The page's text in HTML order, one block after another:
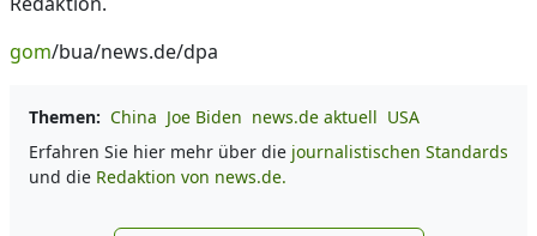
gom/bua/news.de/dpa
Themen: China Joe Biden news.de aktuell USA
Erfahren Sie hier mehr über die journalistischen Standards
und die Redaktion von news.de.